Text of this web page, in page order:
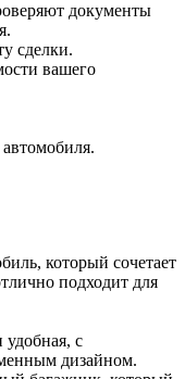
документы
сделки.
вашего
который сочетает
подходит для
с
дизайном.